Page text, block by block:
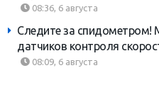
08:36, 6 августа
Следите за спидометром!
датчиков контроля
08:09, 6 августа